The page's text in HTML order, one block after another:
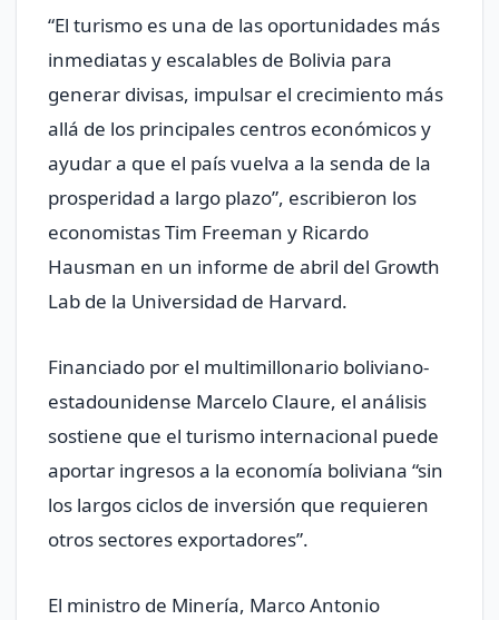
“El turismo es una de las oportunidades más
inmediatas y escalables de Bolivia para
generar divisas, impulsar el crecimiento más
allá de los principales centros económicos y
ayudar a que el país vuelva a la senda de la
prosperidad a largo plazo”, escribieron los
economistas Tim Freeman y Ricardo
Hausman en un informe de abril del Growth
Lab de la Universidad de Harvard.
Financiado por el multimillonario boliviano-
estadounidense Marcelo Claure, el análisis
sostiene que el turismo internacional puede
aportar ingresos a la economía boliviana “sin
los largos ciclos de inversión que requieren
otros sectores exportadores”.
El ministro de Minería, Marco Antonio